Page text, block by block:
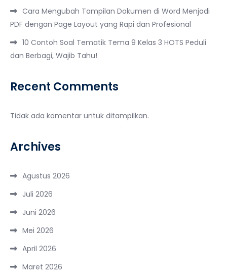
Cara Mengubah Tampilan Dokumen di Word Menjadi
PDF dengan Page Layout yang Rapi dan Profesional
10 Contoh Soal Tematik Tema 9 Kelas 3 HOTS Peduli
dan Berbagi, Wajib Tahu!
Recent Comments
Tidak ada komentar untuk ditampilkan.
Archives
Agustus 2026
Juli 2026
Juni 2026
Mei 2026
April 2026
Maret 2026